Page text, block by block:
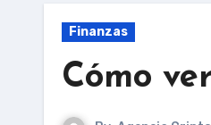
Finanzas
Cómo